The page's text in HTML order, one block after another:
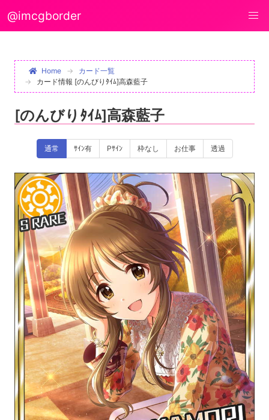
@imcgborder
Home
カード一覧
カード情報 [のんびりﾀｲﾑ]高森藍子
[のんびりﾀｲﾑ]高森藍子
通常 ｻｲﾝ有 Pｻｲﾝ 枠なし お仕事 透過